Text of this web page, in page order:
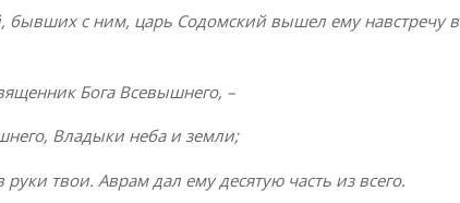
бывших с ним, царь Содомский вышел ему навстречу в
Бога Всевышнего, –
Владыки неба и земли;
твои. Аврам дал ему десятую часть из всего.